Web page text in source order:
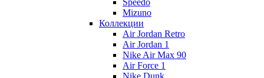
Mizuno
Коллекции
Air Jordan Retro
Air Jordan 1
Nike Air Max 90
Air Force 1
Nike Dunk